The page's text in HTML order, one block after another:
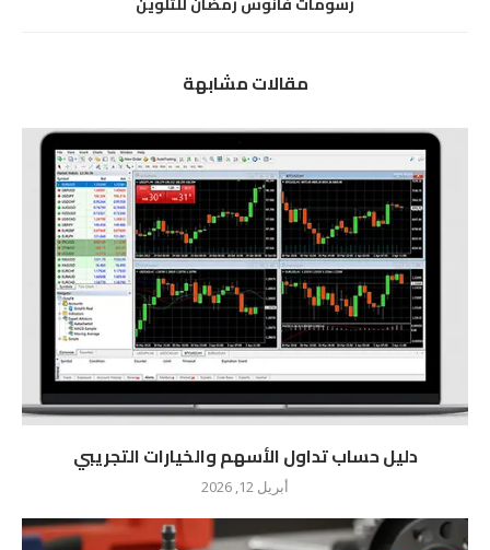
مقالات مشابهة
دليل حساب تداول الأسهم والخيارات التجريبي
أبريل 12, 2026